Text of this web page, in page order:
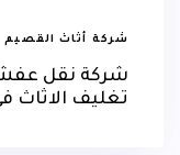
شركة أثاث القصيم
شركة نقل
تغليف الاثاث